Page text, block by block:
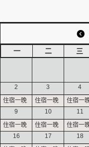
一 二 三
2 3 4
9 10 11
16 17 18